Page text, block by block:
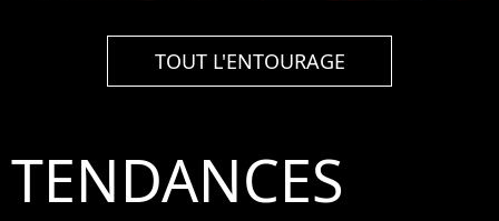
TOUT L'ENTOURAGE
TENDANCES